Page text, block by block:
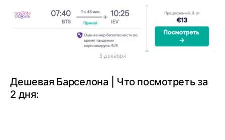
3 декабря
Дешевая Барселона | Что посмотреть за
2 дня: